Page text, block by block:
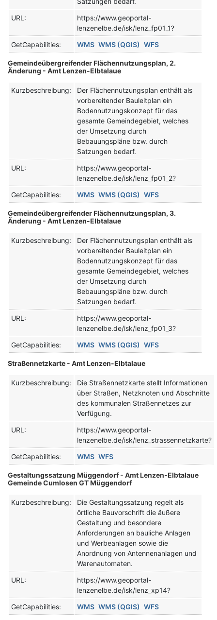
URL:
https://www.geoportal-
lenzenelbe.de/isk/lenz_fp01_1?
GetCapabilities:
WMS WMS (QGIS) WFS
Gemeindeübergreifender Flächennutzungsplan, 2.
Änderung - Amt Lenzen-Elbtalaue
Kurzbeschreibung:
Der Flächennutzungsplan enthält als
vorbereitender Bauleitplan ein
Bodennutzungskonzept für das
gesamte Gemeindegebiet, welches
der Umsetzung durch
Bebauungspläne bzw. durch
Satzungen bedarf.
URL:
https://www.geoportal-
lenzenelbe.de/isk/lenz_fp01_2?
GetCapabilities:
WMS WMS (QGIS) WFS
Gemeindeübergreifender Flächennutzungsplan, 3.
Änderung - Amt Lenzen-Elbtalaue
Kurzbeschreibung:
Der Flächennutzungsplan enthält als
vorbereitender Bauleitplan ein
Bodennutzungskonzept für das
gesamte Gemeindegebiet, welches
der Umsetzung durch
Bebauungspläne bzw. durch
Satzungen bedarf.
URL:
https://www.geoportal-
lenzenelbe.de/isk/lenz_fp01_3?
GetCapabilities:
WMS WMS (QGIS) WFS
Straßennetzkarte - Amt Lenzen-Elbtalaue
Kurzbeschreibung:
Die Straßennetzkarte stellt Informationen
über Straßen, Netzknoten und Abschnitte
des kommunalen Straßennetzes zur
Verfügung.
URL:
https://www.geoportal-
lenzenelbe.de/isk/lenz_strassennetzkarte?
GetCapabilities:
WMS WFS
Gestaltungssatzung Müggendorf - Amt Lenzen-Elbtalaue
Gemeinde Cumlosen GT Müggendorf
Kurzbeschreibung:
Die Gestaltungssatzung regelt als
örtliche Bauvorschrift die äußere
Gestaltung und besondere
Anforderungen an bauliche Anlagen
und Werbeanlagen sowie die
Anordnung von Antennenanlagen und
Warenautomaten.
URL:
https://www.geoportal-
lenzenelbe.de/isk/lenz_xp14?
GetCapabilities:
WMS WMS (QGIS) WFS